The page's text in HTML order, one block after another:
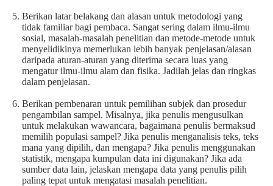
Berikan latar belakang dan alasan untuk metodologi yang
tidak familiar bagi pembaca. Sangat sering dalam ilmu-ilmu
sosial, masalah-masalah penelitian dan metode-metode untuk
menyelidikinya memerlukan lebih banyak penjelasan/alasan
daripada aturan-aturan yang diterima secara luas yang
mengatur ilmu-ilmu alam dan fisika. Jadilah jelas dan ringkas
dalam penjelasan.
Berikan pembenaran untuk pemilihan subjek dan prosedur
pengambilan sampel. Misalnya, jika penulis mengusulkan
untuk melakukan wawancara, bagaimana penulis bermaksud
memilih populasi sampel? Jika penulis menganalisis teks, teks
mana yang dipilih, dan mengapa? Jika penulis menggunakan
statistik, mengapa kumpulan data ini digunakan? Jika ada
sumber data lain, jelaskan mengapa data yang penulis pilih
paling tepat untuk mengatasi masalah penelitian.